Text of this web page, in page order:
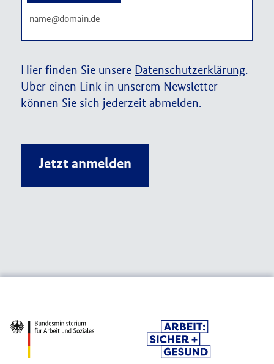
Hier finden Sie unsere Datenschutzerklärung.
Über einen Link in unserem Newsletter
können Sie sich jederzeit abmelden.
Jetzt anmelden